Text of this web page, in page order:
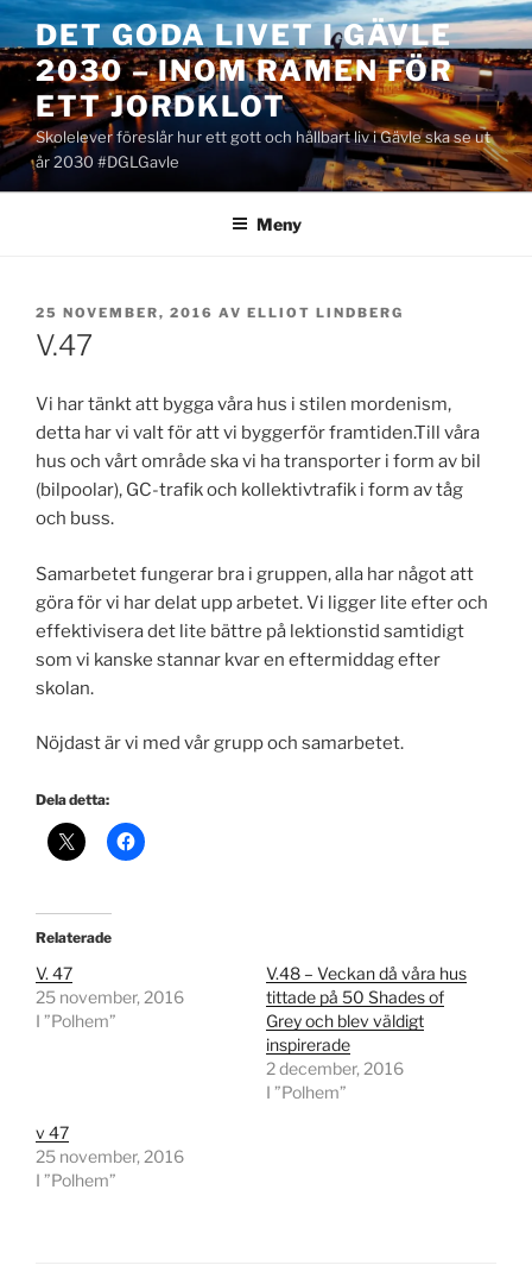
Hoppa
till
innehåll
DET GODA LIVET I GÄVLE
2030 – INOM RAMEN FÖR
ETT JORDKLOT
Skolelever föreslår hur ett gott och hållbart liv i Gävle ska se ut
år 2030 #DGLGavle
Meny
PUBLICERAT
25 NOVEMBER, 2016 AV ELLIOT LINDBERG
V.47
Vi har tänkt att bygga våra hus i stilen mordenism,
detta har vi valt för att vi byggerför framtiden.Till våra
hus och vårt område ska vi ha transporter i form av bil
(bilpoolar), GC-trafik och kollektivtrafik i form av tåg
och buss.
Samarbetet fungerar bra i gruppen, alla har något att
göra för vi har delat upp arbetet. Vi ligger lite efter och
effektivisera det lite bättre på lektionstid samtidigt
som vi kanske stannar kvar en eftermiddag efter
skolan.
Nöjdast är vi med vår grupp och samarbetet.
Dela detta:
Relaterade
V. 47
25 november, 2016
I ”Polhem”
V.48 – Veckan då våra hus
tittade på 50 Shades of
Grey och blev väldigt
inspirerade
2 december, 2016
I ”Polhem”
v 47
25 november, 2016
I ”Polhem”